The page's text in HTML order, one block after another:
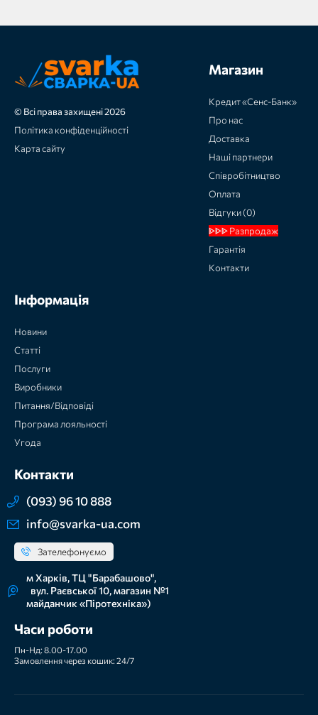
© Всі права захищені 2026
Політика конфіденційності
Карта сайту
Магазин
Кредит «Сенс-Банк»
Про нас
Доставка
Наші партнери
Співробітництво
Оплата
Відгуки (0)
ᐈᐈᐈ Разпродаж
Гарантія
Контакти
Інформація
Новини
Статті
Послуги
Виробники
Питання/Відповіді
Програма лояльності
Угода
Контакти
(093) 96 10 888
info@svarka-ua.com
Зателефонуємо
м Харків, ТЦ "Барабашово",
вул. Раєвської 10, магазин №1
майданчик «Піротехніка»)
Часи роботи
Пн-Нд: 8.00-17.00
Замовлення через кошик: 24/7